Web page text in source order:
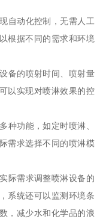
自动化控制，无需人工
根据不同的需求和环境
备的喷射时间、喷射量
以实现对喷淋效果的控
种功能，如定时喷淋、
需求选择不同的喷淋模
际需求调整喷淋设备的
系统还可以监测环境条
，减少水和化学品的浪